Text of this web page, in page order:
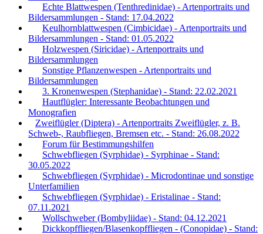
Echte Blattwespen (Tenthredinidae) - Artenportraits und
Bildersammlungen - Stand: 17.04.2022
Keulhornblattwespen (Cimbicidae) - Artenportraits und
Bildersammlungen - Stand: 01.05.2022
Holzwespen (Siricidae) - Artenportraits und
Bildersammlungen
Sonstige Pflanzenwespen - Artenportraits und
Bildersammlungen
3. Kronenwespen (Stephanidae) - Stand: 22.02.2021
Hautflügler: Interessante Beobachtungen und
Monografien
Zweiflügler (Diptera) - Artenportraits Zweiflügler, z. B.
Schweb-, Raubfliegen, Bremsen etc. - Stand: 26.08.2022
Forum für Bestimmungshilfen
Schwebfliegen (Syrphidae) - Syrphinae - Stand:
30.05.2022
Schwebfliegen (Syrphidae) - Microdontinae und sonstige
Unterfamilien
Schwebfliegen (Syrphidae) - Eristalinae - Stand:
07.11.2021
Wollschweber (Bombyliidae) - Stand: 04.12.2021
Dickkopffliegen/Blasenkopffliegen - (Conopidae) - Stand: